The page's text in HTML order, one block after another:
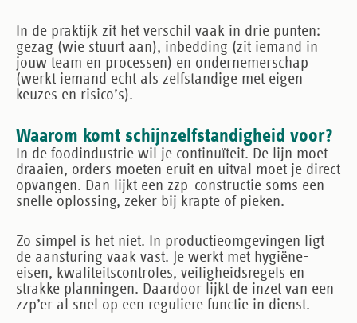
In de praktijk zit het verschil vaak in drie punten:
gezag (wie stuurt aan), inbedding (zit iemand in
jouw team en processen) en ondernemerschap
(werkt iemand echt als zelfstandige met eigen
keuzes en risico’s).
Waarom komt schijnzelfstandigheid voor?
In de foodindustrie wil je continuïteit. De lijn moet
draaien, orders moeten eruit en uitval moet je direct
opvangen. Dan lijkt een zzp-constructie soms een
snelle oplossing, zeker bij krapte of pieken.
Zo simpel is het niet. In productieomgevingen ligt
de aansturing vaak vast. Je werkt met hygiëne-
eisen, kwaliteitscontroles, veiligheidsregels en
strakke planningen. Daardoor lijkt de inzet van een
zzp’er al snel op een reguliere functie in dienst.